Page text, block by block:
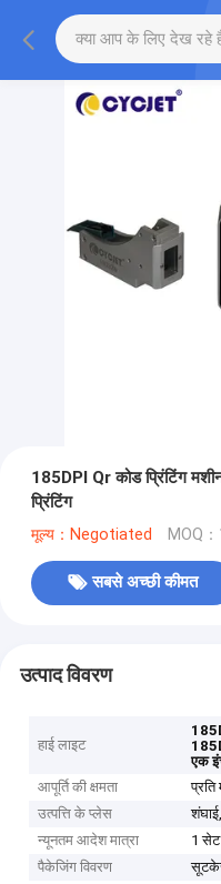
185DPI Qr कोड प्रिंटिंग
प्रिंटिंग
मूल्य：Negotiated MOQ
सबसे अच्छी कीमत
उत्पाद विवरण
हाई लाइट
एक
आपूर्ति की क्षमता
उत्पत्ति के प्लेस
न्यूनतम आदेश मात्रा
1 सेट
पैकेजिंग विवरण